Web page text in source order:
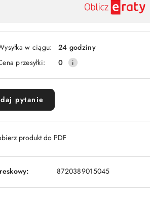
w ciągu:
24 godziny
przesyłki:
0
pytanie
produkt do PDF
8720389015045